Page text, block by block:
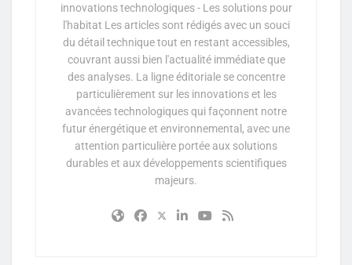
innovations technologiques - Les solutions pour
l'habitat Les articles sont rédigés avec un souci
du détail technique tout en restant accessibles,
couvrant aussi bien l'actualité immédiate que
des analyses. La ligne éditoriale se concentre
particulièrement sur les innovations et les
avancées technologiques qui façonnent notre
futur énergétique et environnemental, avec une
attention particulière portée aux solutions
durables et aux développements scientifiques
majeurs.